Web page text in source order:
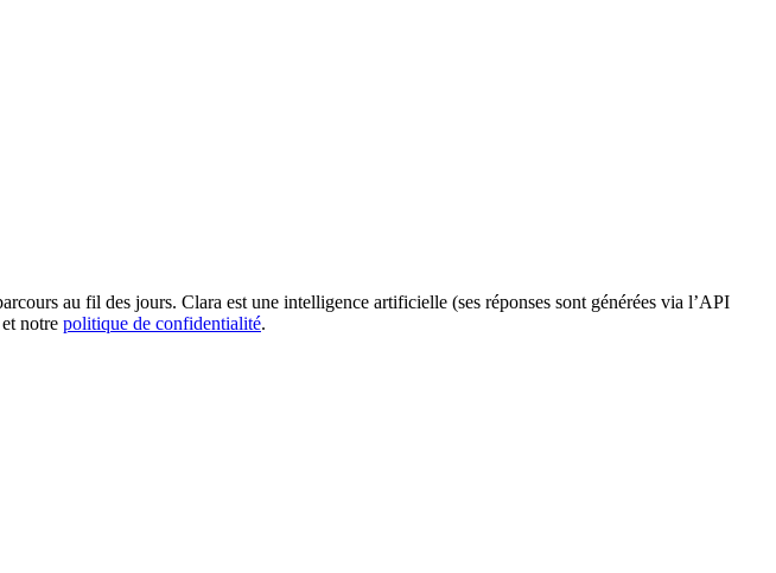
au fil des jours. Clara est une intelligence artificielle (ses réponses sont générées via l’API
et notre politique de confidentialité.